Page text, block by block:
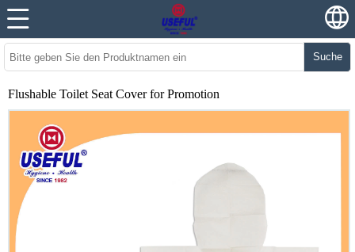
Suche
Flushable Toilet Seat Cover for Promotion